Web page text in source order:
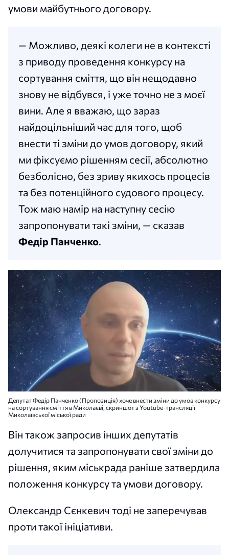
умови майбутнього договору.
— Можливо, деякі колеги не в контексті
з приводу проведення конкурсу на
сортування сміття, що він нещодавно
знову не відбувся, і уже точно не з моєї
вини. Але я вважаю, що зараз
найдоцільніший час для того, щоб
внести ті зміни до умов договору, який
ми фіксуємо рішенням сесії, абсолютно
безболісно, без зриву якихось процесів
та без потенційного судового процесу.
Тож маю намір на наступну сесію
запропонувати такі зміни, — сказав
Федір Панченко.
Депутат Федір Панченко (Пропозиція) хоче внести зміни до умов конкурсу
на сортування сміття в Миколаєві, скриншот з Youtube-трансляції
Миколаївської міської ради
Він також запросив інших депутатів
долучитися та запропонувати свої зміни до
рішення, яким міськрада раніше затвердила
положення конкурсу та умови договору.
Олександр Сєнкевич тоді не заперечував
проти такої ініціативи.